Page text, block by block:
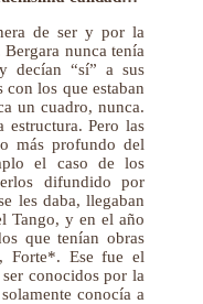
de ser y por la
nunca tenía
decían “sí” a sus
con los que estaban
un cuadro, nunca.
estructura. Pero las
más profundo del
el caso de los
difundido por
les daba, llegaban
Tango, y en el año
que tenían obras
Forte*. Ese fue el
conocidos por la
conocía a